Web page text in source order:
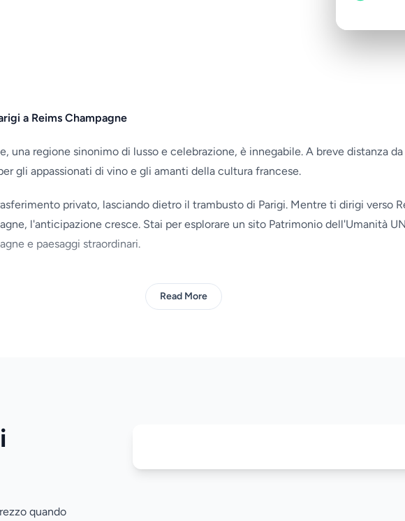
a Reims Champagne
una regione sinonimo di lusso e celebrazione, è innegabile. A breve distanza
gli appassionati di vino e gli amanti della cultura francese.
privato, lasciando dietro il trambusto di Parigi. Mentre ti dirigi verso
l'anticipazione cresce. Stai per esplorare un sito Patrimonio dell'Umanità
e paesaggi straordinari.
Read More
quando